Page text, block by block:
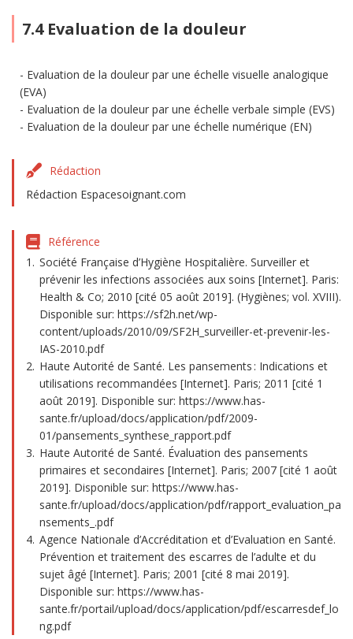
7.4 Evaluation de la douleur
Evaluation de la douleur par une échelle visuelle analogique
(EVA)
Evaluation de la douleur par une échelle verbale simple (EVS)
Evaluation de la douleur par une échelle numérique (EN)
Rédaction
Rédaction Espacesoignant.com
Référence
Société Française d’Hygiène Hospitalière. Surveiller et
prévenir les infections associées aux soins [Internet]. Paris:
Health & Co; 2010 [cité 05 août 2019]. (Hygiènes; vol. XVIII).
Disponible sur: https://sf2h.net/wp-
content/uploads/2010/09/SF2H_surveiller-et-prevenir-les-
IAS-2010.pdf
Haute Autorité de Santé. Les pansements : Indications et
utilisations recommandées [Internet]. Paris; 2011 [cité 1
août 2019]. Disponible sur: https://www.has-
sante.fr/upload/docs/application/pdf/2009-
01/pansements_synthese_rapport.pdf
Haute Autorité de Santé. Évaluation des pansements
primaires et secondaires [Internet]. Paris; 2007 [cité 1 août
2019]. Disponible sur: https://www.has-
sante.fr/upload/docs/application/pdf/rapport_evaluation_pa
nsements_.pdf
Agence Nationale d’Accréditation et d’Evaluation en Santé.
Prévention et traitement des escarres de l’adulte et du
sujet âgé [Internet]. Paris; 2001 [cité 8 mai 2019].
Disponible sur: https://www.has-
sante.fr/portail/upload/docs/application/pdf/escarresdef_lo
ng.pdf